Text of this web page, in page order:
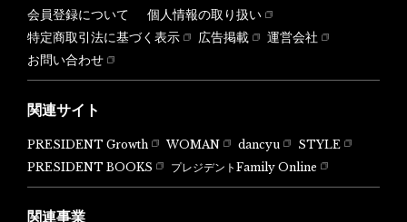
会員登録について
個人情報の取り扱い
特定商取引法に基づく表示
広告掲載
運営会社
お問い合わせ
関連サイト
PRESIDENT Growth WOMAN dancyu
STYLE
PRESIDENT BOOKS
プレジデントFamily Online
関連事業